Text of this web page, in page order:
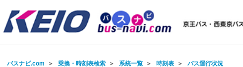
バスナビ.com ＞ 乗換・時刻表検索＞ 系統一覧＞ 時刻表＞ バス運行状況